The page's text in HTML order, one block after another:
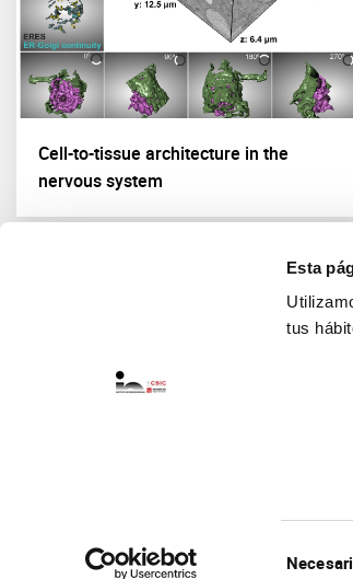
Esta
tus
de
Cell-to-tissue architecture in the
nervous system